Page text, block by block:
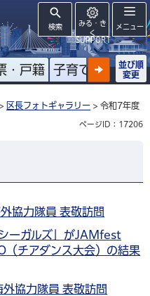
検索
みる・き
く
SUPPORT
メニュー
・戸籍 子育て 高齢者
並び順
変更
> 区長フォトギャラリー > 令和7年度
ページID：17206
協力隊員 表敬訪問
ーガルズ」がJAMfest
チアダンス大会）の結果
協力隊員 表敬訪問